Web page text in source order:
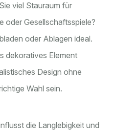
viel Stauraum für
oder Gesellschaftsspiele?
oder Ablagen ideal.
dekoratives Element
Design ohne
Wahl sein.
die Langlebigkeit und